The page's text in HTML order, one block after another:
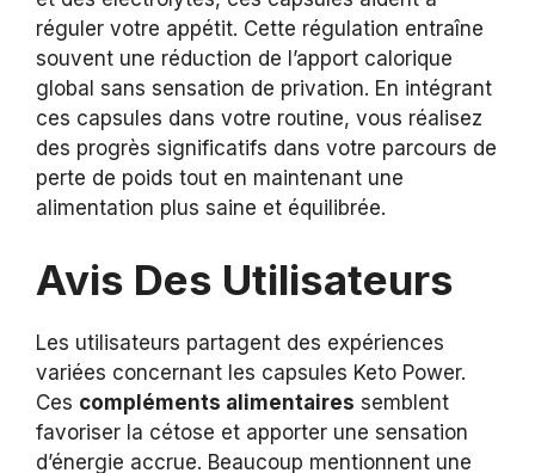
réguler votre appétit. Cette régulation entraîne
souvent une réduction de l’apport calorique
global sans sensation de privation. En intégrant
ces capsules dans votre routine, vous réalisez
des progrès significatifs dans votre parcours de
perte de poids tout en maintenant une
alimentation plus saine et équilibrée.
Avis Des Utilisateurs
Les utilisateurs partagent des expériences
variées concernant les capsules Keto Power.
Ces compléments alimentaires semblent
favoriser la cétose et apporter une sensation
d’énergie accrue. Beaucoup mentionnent une